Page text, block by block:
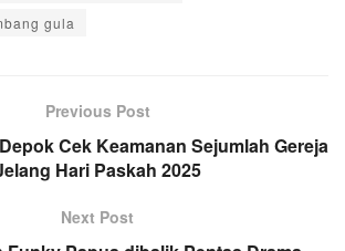
gula
Previous Post
Cek Keamanan Sejumlah Gereja
Hari Paskah 2025
Next Post